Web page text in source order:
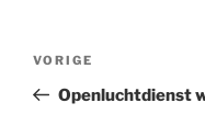
Vorig
bericht
VORIGE
Openluchtdienst